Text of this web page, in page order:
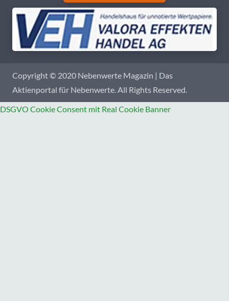
Copyright © 2020 Nebenwerte Magazin | Das
Aktienportal für Nebenwerte. All Rights Reserved.
DSGVO Cookie Consent mit Real Cookie Banner